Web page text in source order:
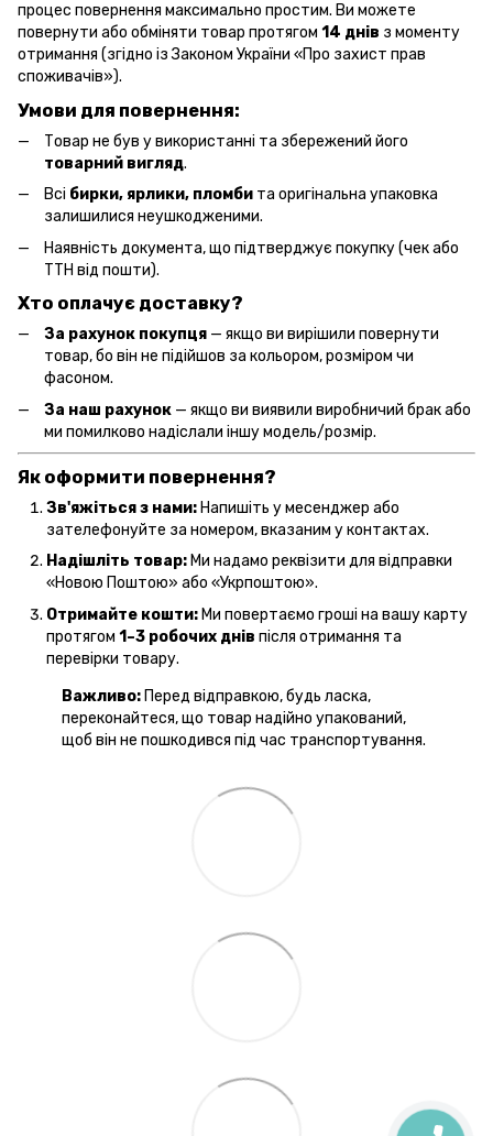
процес повернення максимально простим. Ви можете
повернути або обміняти товар протягом 14 днів з моменту
отримання (згідно із Законом України «Про захист прав
споживачів»).
Умови для повернення:
Товар не був у використанні та збережений його
товарний вигляд.
Всі бирки, ярлики, пломби та оригінальна упаковка
залишилися неушкодженими.
Наявність документа, що підтверджує покупку (чек або
ТТН від пошти).
Хто оплачує доставку?
За рахунок покупця — якщо ви вирішили повернути
товар, бо він не підійшов за кольором, розміром чи
фасоном.
За наш рахунок — якщо ви виявили виробничий брак або
ми помилково надіслали іншу модель/розмір.
Як оформити повернення?
Зв'яжіться з нами: Напишіть у месенджер або
зателефонуйте за номером, вказаним у контактах.
Надішліть товар:Ми надамо реквізити для відправки
«Новою Поштою» або «Укрпоштою».
Отримайте кошти: Ми повертаємо гроші на вашу карту
протягом 1–3 робочих днів після отримання та
перевірки товару.
Важливо: Перед відправкою, будь ласка,
переконайтеся, що товар надійно упакований,
щоб він не пошкодився під час транспортування.